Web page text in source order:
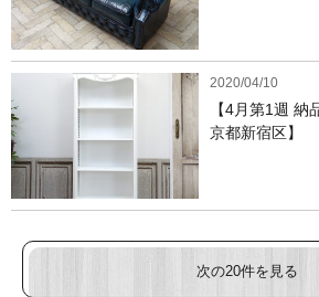
2020/04/10
【4月第1週 納
京都新宿区】
次の20件を見る